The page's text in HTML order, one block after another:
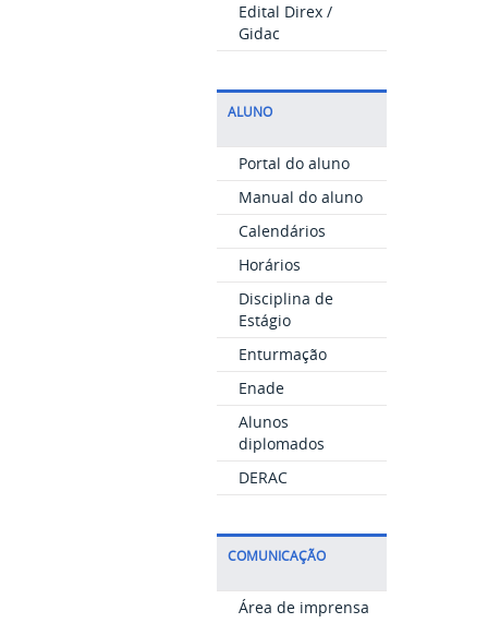
Edital Direx /
Gidac
ALUNO
Portal do aluno
Manual do aluno
Calendários
Horários
Disciplina de
Estágio
Enturmação
Enade
Alunos
diplomados
DERAC
COMUNICAÇÃO
Área de imprensa